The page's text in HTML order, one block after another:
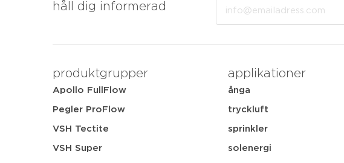
håll dig informerad
produktgrupper
Apollo FullFlow
Pegler ProFlow
VSH Tectite
VSH Super
applikationer
ånga
tryckluft
sprinkler
solenergi